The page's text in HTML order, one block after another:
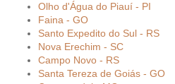
Olho d'Água do Piauí - PI
Faina - GO
Santo Expedito do Sul - RS
Nova Erechim - SC
Campo Novo - RS
Santa Tereza de Goiás - GO